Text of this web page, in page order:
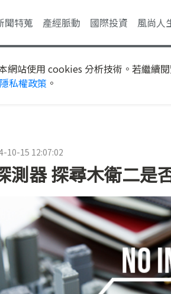
聞特蒐 產經脈動 國際投資 風尚人
網站使用 cookies 分析技術。若繼續
隱私權政策 。
10-15 12:07:02
測器 探尋木衛二是